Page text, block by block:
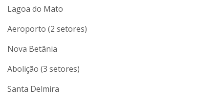
Lagoa do Mato
Aeroporto (2 setores)
Nova Betânia
Abolição (3 setores)
Santa Delmira